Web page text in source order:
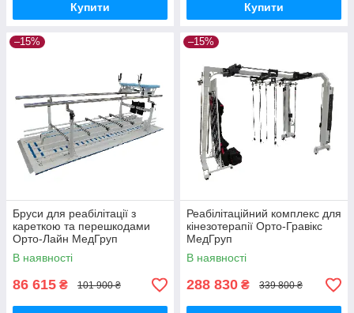
Купити Купити
–15%
Бруси для реабілітації з
кареткою та перешкодами
Орто-Лайн МедГруп
В наявності
86 615 ₴ 101 900 ₴
–15%
Реабілітаційний комплекс для
кінезотерапії Орто-Гравікс
МедГруп
В наявності
288 830 ₴ 339 800 ₴